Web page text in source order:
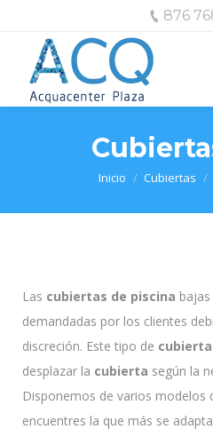
876
Estás aquí:
Inicio Cubiertas
Las cubiertas de piscina
demandadas por los clientes
discreción. Este tipo de
desplazar la cubierta según la
Disponemos de varios modelos
encuentres la que más se